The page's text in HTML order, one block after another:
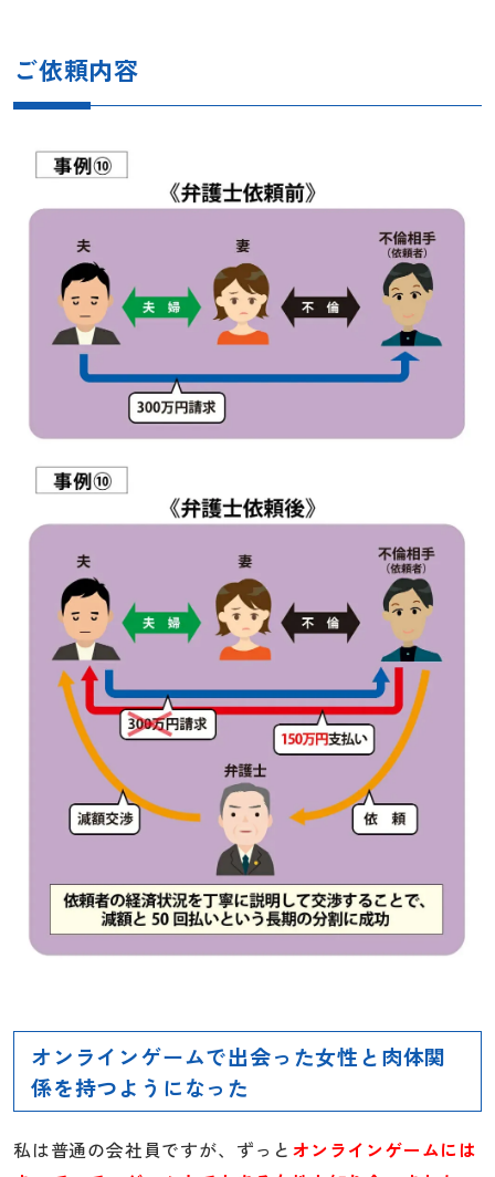
ご依頼内容
オンラインゲームで出会った女性と肉体関
係を持つようになった
私は普通の会社員ですが、ずっと オンラインゲームには